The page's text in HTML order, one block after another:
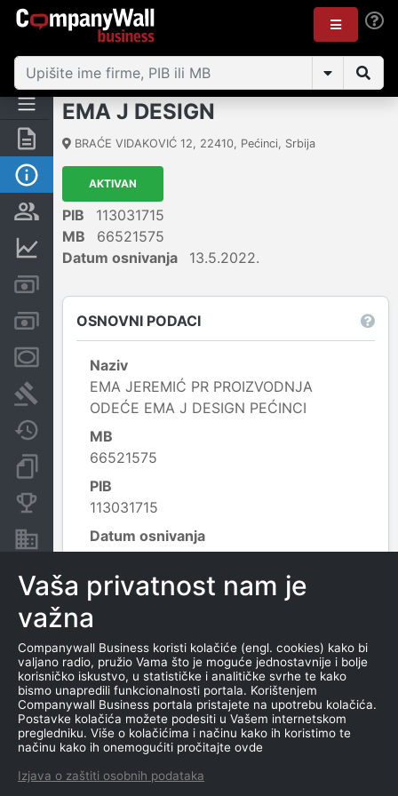
Rezime
Vlasnička struktura
Računi i blokade
Menice i zaloge
Sudski sporovi
Javne nabavke
Dokumenti i objave
Konkurentske kompanije
Nekretnine i imovina
Izvoz
EMA J DESIGN
BRAĆE VIDAKOVIĆ 12, 22410, Pećinci, Srbija
AKTIVAN
PIB
113031715
MB
66521575
Datum osnivanja
13.5.2022.
OSNOVNI PODACI
Naziv
EMA JEREMIĆ PR PROIZVODNJA
ODEĆE EMA J DESIGN PEĆINCI
MB
66521575
PIB
113031715
Datum osnivanja
13.5.2022.
Delatnost
1413 - Proizvodnja ostale odeće;
KONTAKTI
E-MAIL
ema5jeremic@gmail.com
Vaša privatnost nam je
važna
Companywall Business koristi kolačiće (engl. cookies) kako bi
valjano radio, pružio Vama što je moguće jednostavnije i bolje
korisničko iskustvo, u statističke i analitičke svrhe te kako
bismo unapredili funkcionalnosti portala. Korištenjem
Companywall Business portala pristajete na upotrebu kolačića.
Postavke kolačića možete podesiti u Vašem internetskom
pregledniku. Više o kolačićima i načinu kako ih koristimo te
načinu kako ih onemogućiti pročitajte ovde
Izjava o zaštiti osobnih podataka